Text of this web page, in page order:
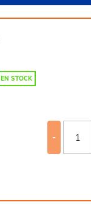
EN STOCK
-